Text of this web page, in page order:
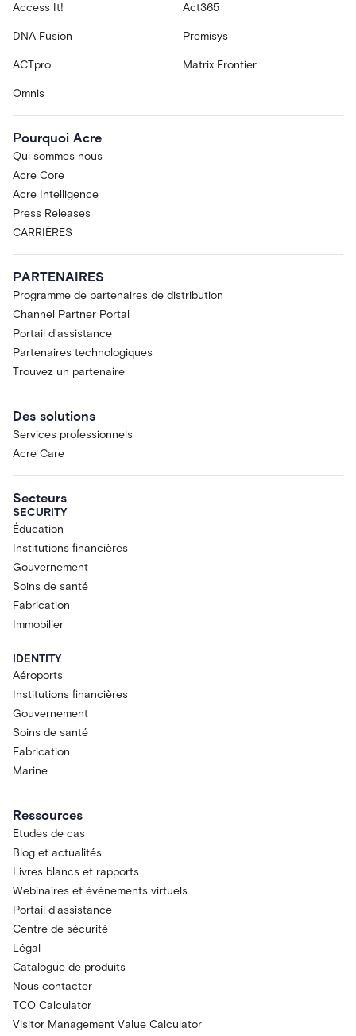
Access It!
Act365
DNA Fusion Premisys
ACTpro Matrix Frontier
Omnis
Pourquoi Acre
Qui sommes nous
Acre Core
Acre Intelligence
Press Releases
CARRIÈRES
PARTENAIRES
Programme de partenaires de distribution
Channel Partner Portal
Portail d'assistance
Partenaires technologiques
Trouvez un partenaire
Des solutions
Services professionnels
Acre Care
Secteurs
SECURITY
Éducation
Institutions financières
Gouvernement
Soins de santé
Fabrication
Immobilier
IDENTITY
Aéroports
Institutions financières
Gouvernement
Soins de santé
Fabrication
Marine
Ressources
Etudes de cas
Blog et actualités
Livres blancs et rapports
Webinaires et événements virtuels
Portail d'assistance
Centre de sécurité
Légal
Catalogue de produits
Nous contacter
TCO Calculator
Visitor Management Value Calculator